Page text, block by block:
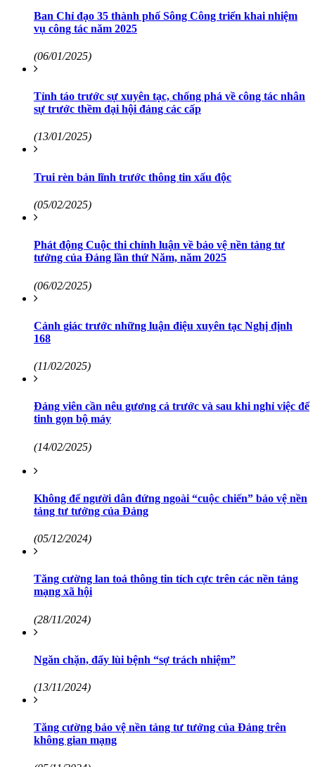
Ban Chỉ đạo 35 thành phố Sông Công triển khai nhiệm
vụ công tác năm 2025
(06/01/2025)
Tỉnh táo trước sự xuyên tạc, chống phá về công tác nhân
sự trước thềm đại hội đảng các cấp
(13/01/2025)
Trui rèn bản lĩnh trước thông tin xấu độc
(05/02/2025)
Phát động Cuộc thi chính luận về bảo vệ nền tảng tư
tưởng của Đảng lần thứ Năm, năm 2025
(06/02/2025)
Cảnh giác trước những luận điệu xuyên tạc Nghị định
168
(11/02/2025)
Đảng viên cần nêu gương cả trước và sau khi nghỉ việc để
tinh gọn bộ máy
(14/02/2025)
Không để người dân đứng ngoài “cuộc chiến” bảo vệ nền
tảng tư tưởng của Đảng
(05/12/2024)
Tăng cường lan toả thông tin tích cực trên các nền tảng
mạng xã hội
(28/11/2024)
Ngăn chặn, đẩy lùi bệnh “sợ trách nhiệm”
(13/11/2024)
Tăng cường bảo vệ nền tảng tư tưởng của Đảng trên
không gian mạng